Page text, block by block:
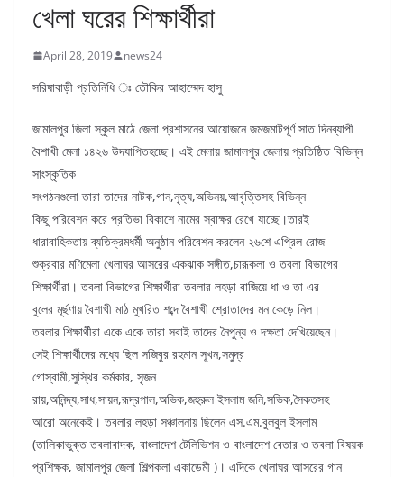
খেলা ঘরের শিক্ষার্থীরা
April 28, 2019 news24
সরিষাবাড়ী প্রতিনিধি ঃ তৌকির আহাম্মেদ হাসু
জামালপুর জিলা স্কুল মাঠে জেলা প্রশাসনের আয়োজনে জমজমাটপূর্ণ সাত দিনব্যাপী
বৈশাখী মেলা ১৪২৬ উদযাপিতহচ্ছে। এই মেলায় জামালপুর জেলায় প্রতিষ্ঠিত বিভিন্ন
সাংস্কৃতিক
সংগঠনগুলো তারা তাদের নাটক,গান,নৃত্য,অভিনয়,আবৃত্তিসহ বিভিন্ন
কিছু পরিবেশন করে প্রতিভা বিকাশে নামের স্বাক্ষর রেখে যাচ্ছে।তারই
ধারাবাহিকতায় ব্যতিক্রমধর্মী অনুষ্ঠান পরিবেশন করলেন ২৬শে এপ্রিল রোজ
শুক্রবার মণিমেলা খেলাঘর আসরের একঝাক সঙ্গীত,চারূকলা ও তবলা বিভাগের
শিক্ষার্থীরা। তবলা বিভাগের শিক্ষার্থীরা তবলার লহড়া বাজিয়ে ধা ও তা এর
বুলের মূর্ছণায় বৈশাখী মাঠ মুখরিত শব্দে বৈশাখী শ্রোতাদের মন কেড়ে নিল।
তবলার শিক্ষার্থীরা একে একে তারা সবাই তাদের নৈপুন্য ও দক্ষতা দেখিয়েছেন।
সেই শিক্ষার্থীদের মধ্যে ছিল সজিবুর রহমান সূখন,সমুদ্র
গোস্বামী,সুস্থির কর্মকার, সৃজন
রায়,অনিন্দ্য,সাধ,সায়ন,রূদ্রপাল,অভিক,জহুরুল ইসলাম জনি,সভিক,সৈকতসহ
আরো অনেকেই। তবলার লহড়া সঞ্চালনায় ছিলেন এস.এম.বুলবুল ইসলাম
(তালিকাভুক্ত তবলাবাদক, বাংলাদেশ টেলিভিশন ও বাংলাদেশ বেতার ও তবলা বিষয়ক
প্রশিক্ষক, জামালপুর জেলা শিল্পকলা একাডেমী )। এদিকে খেলাঘর আসরের গান